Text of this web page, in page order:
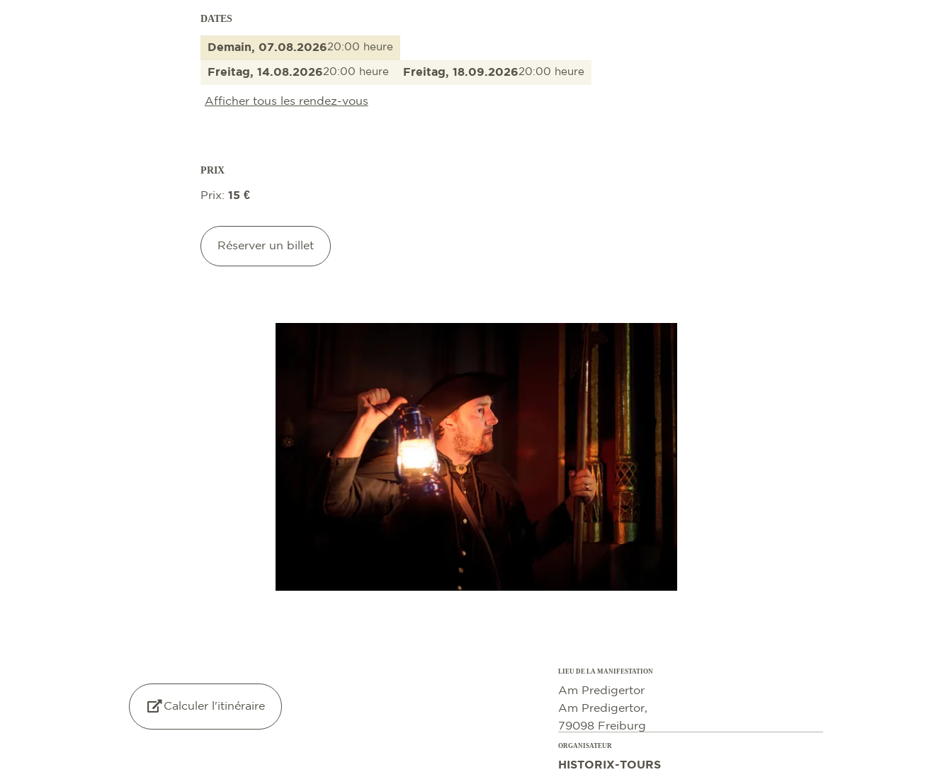
DATES
Demain, 07.08.202620:00 heure
Freitag, 14.08.202620:00 heure Freitag, 18.09.202620:00 heure
Afficher tous les rendez-vous
PRIX
Prix: 15 €
Réserver un billet
Calculer l'itinéraire
LIEU DE LA MANIFESTATION
Am Predigertor
Am Predigertor,
79098 Freiburg
ORGANISATEUR
HISTORIX-TOURS